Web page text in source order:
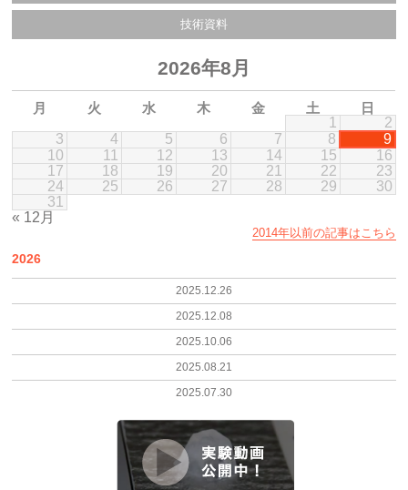
技術資料
2026年8月
月 火 水 木 金 土
日
1
2
3
4 5 6 7 8
9
10
11 12 13 14 15
16
17
18 19 20 21 22
23
24
25 26 27 28 29
30
31
« 12月
2014年以前の記事はこちら
2026
2025.12.26
2025.12.08
2025.10.06
2025.08.21
2025.07.30